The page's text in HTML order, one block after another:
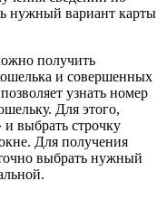
нужный вариант карты
получить
и совершенных
узнать номер
Для этого,
выбрать строчку
Для получения
выбрать нужный